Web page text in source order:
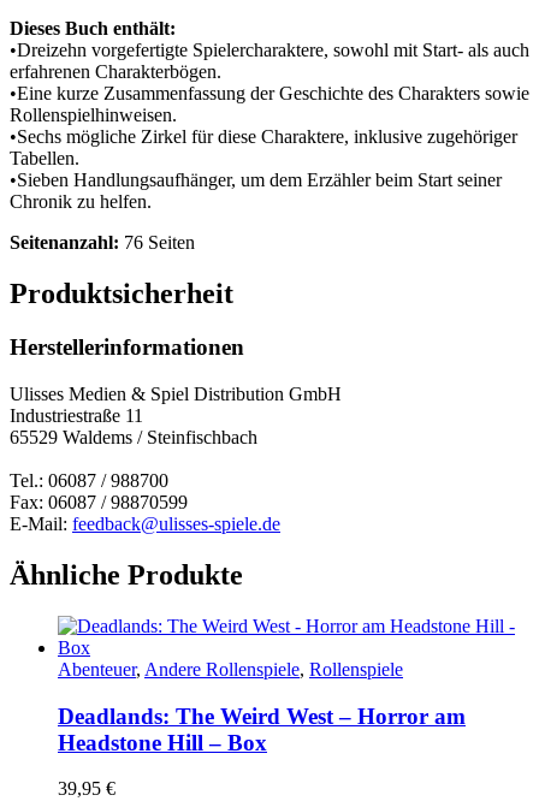
Dieses Buch enthält:
•Dreizehn vorgefertigte Spielercharaktere, sowohl mit Start- als auch
erfahrenen Charakterbögen.
•Eine kurze Zusammenfassung der Geschichte des Charakters sowie
Rollenspielhinweisen.
•Sechs mögliche Zirkel für diese Charaktere, inklusive zugehöriger
Tabellen.
•Sieben Handlungsaufhänger, um dem Erzähler beim Start seiner
Chronik zu helfen.
Seitenanzahl: 76 Seiten
Produktsicherheit
Herstellerinformationen
Ulisses Medien & Spiel Distribution GmbH
Industriestraße 11
65529 Waldems / Steinfischbach
Tel.: 06087 / 988700
Fax: 06087 / 98870599
E-Mail: feedback@ulisses-spiele.de
Ähnliche Produkte
Abenteuer, Andere Rollenspiele, Rollenspiele
Deadlands: The Weird West – Horror am
Headstone Hill – Box
39,95 €